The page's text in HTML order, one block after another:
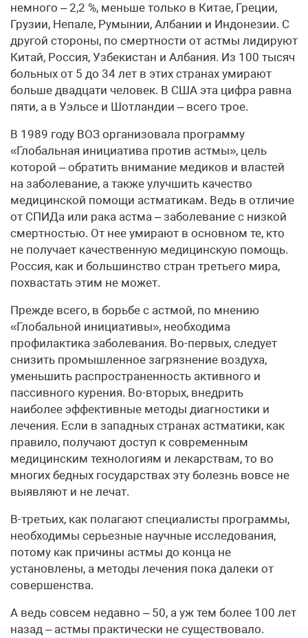
немного – 2,2 %, меньше только в Китае, Греции,
Грузии, Непале, Румынии, Албании и Индонезии. С
другой стороны, по смертности от астмы лидируют
Китай, Россия, Узбекистан и Албания. Из 100 тысяч
больных от 5 до 34 лет в этих странах умирают
больше двадцати человек. В США эта цифра равна
пяти, а в Уэльсе и Шотландии – всего трое.
В 1989 году ВОЗ организовала программу
«Глобальная инициатива против астмы», цель
которой – обратить внимание медиков и властей
на заболевание, а также улучшить качество
медицинской помощи астматикам. Ведь в отличие
от СПИДа или рака астма – заболевание с низкой
смертностью. От нее умирают в основном те, кто
не получает качественную медицинскую помощь.
Россия, как и большинство стран третьего мира,
похвастать этим не может.
Прежде всего, в борьбе с астмой, по мнению
«Глобальной инициативы», необходима
профилактика заболевания. Во-первых, следует
снизить промышленное загрязнение воздуха,
уменьшить распространенность активного и
пассивного курения. Во-вторых, внедрить
наиболее эффективные методы диагностики и
лечения. Если в западных странах астматики, как
правило, получают доступ к современным
медицинским технологиям и лекарствам, то во
многих бедных государствах эту болезнь вовсе не
выявляют и не лечат.
В-третьих, как полагают специалисты программы,
необходимы серьезные научные исследования,
потому как причины астмы до конца не
установлены, а методы лечения пока далеки от
совершенства.
А ведь совсем недавно – 50, а уж тем более 100 лет
назад – астмы практически не существовало.